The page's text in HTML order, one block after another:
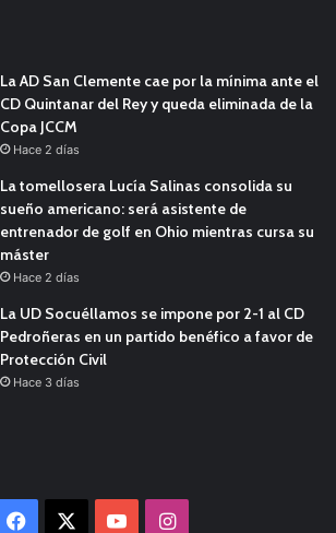
La AD San Clemente cae por la mínima ante el
CD Quintanar del Rey y queda eliminada de la
Copa JCCM
Hace 2 días
La tomellosera Lucía Salinas consolida su
sueño americano: será asistente de
entrenador de golf en Ohio mientras cursa su
máster
Hace 2 días
La UD Socuéllamos se impone por 2-1 al CD
Pedroñeras en un partido benéfico a favor de
Protección Civil
Hace 3 días
Facebook YouTubeInstagram